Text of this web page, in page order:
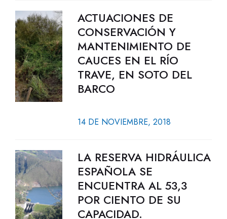
ACTUACIONES DE
CONSERVACIÓN Y
MANTENIMIENTO DE
CAUCES EN EL RÍO
TRAVE, EN SOTO DEL
BARCO
14 DE NOVIEMBRE, 2018
LA RESERVA HIDRÁULICA
ESPAÑOLA SE
ENCUENTRA AL 53,3
POR CIENTO DE SU
CAPACIDAD.